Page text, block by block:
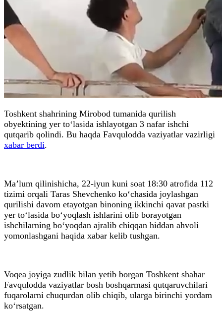
Toshkent shahrining Mirobod tumanida qurilish
obyektining yer to‘lasida ishlayotgan 3 nafar ishchi
qutqarib qolindi. Bu haqda Favqulodda vaziyatlar vazirligi
xabar berdi.
Ma’lum qilinishicha, 22-iyun kuni soat 18:30 atrofida 112
tizimi orqali Taras Shevchenko ko‘chasida joylashgan
qurilishi davom etayotgan binoning ikkinchi qavat pastki
yer to‘lasida bo‘yoqlash ishlarini olib borayotgan
ishchilarning bo‘yoqdan ajralib chiqqan hiddan ahvoli
yomonlashgani haqida xabar kelib tushgan.
Voqea joyiga zudlik bilan yetib borgan Toshkent shahar
Favqulodda vaziyatlar bosh boshqarmasi qutqaruvchilari
fuqarolarni chuqurdan olib chiqib, ularga birinchi yordam
ko‘rsatgan.